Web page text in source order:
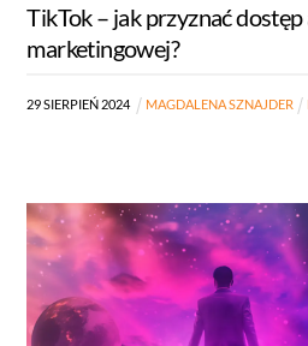
TikTok – jak przyznać dostęp
marketingowej?
29SIERPIEŃ 2024 MAGDALENA SZNAJDER